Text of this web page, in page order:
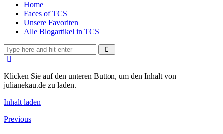
Home
Faces of TCS
Unsere Favoriten
Alle Blogartikel in TCS
Klicken Sie auf den unteren Button, um den Inhalt von
julianekau.de zu laden.
Inhalt laden
Previous